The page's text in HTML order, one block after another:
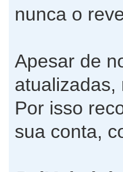
nunca o
Apesar de
Por isso
sua conta,